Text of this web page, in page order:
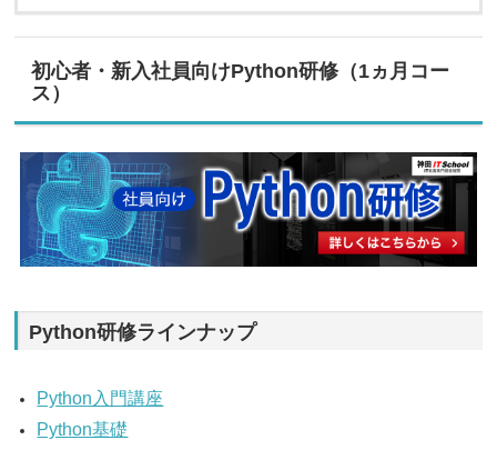
初心者・新入社員向けPython研修（1ヵ月コー
ス）
Python研修ラインナップ
Python入門講座
Python基礎